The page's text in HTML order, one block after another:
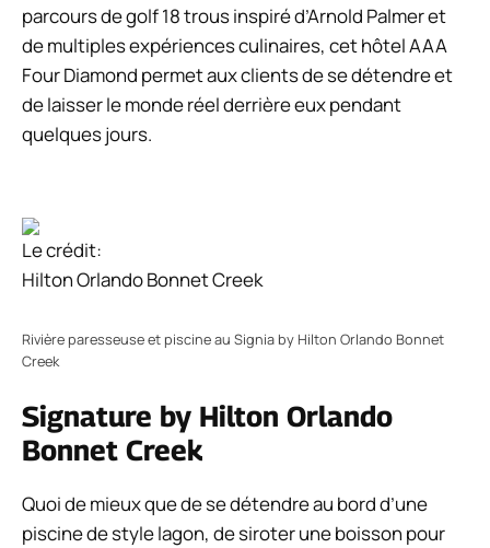
parcours de golf 18 trous inspiré d’Arnold Palmer et
de multiples expériences culinaires, cet hôtel AAA
Four Diamond permet aux clients de se détendre et
de laisser le monde réel derrière eux pendant
quelques jours.
Le crédit:
Hilton Orlando Bonnet Creek
Rivière paresseuse et piscine au Signia by Hilton Orlando Bonnet
Creek
Signature by Hilton Orlando
Bonnet Creek
Quoi de mieux que de se détendre au bord d’une
piscine de style lagon, de siroter une boisson pour